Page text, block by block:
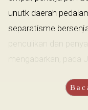
unutk daerah
separatisme
penculikan dan
mengabarkan, pada